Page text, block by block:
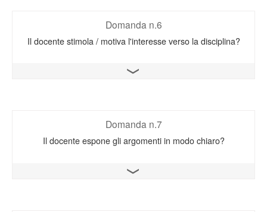
Domanda n.6
Il docente stimola / motiva l'interesse verso la disciplina?
Apri il grafico
Domanda n.7
Il docente espone gli argomenti in modo chiaro?
Apri il grafico